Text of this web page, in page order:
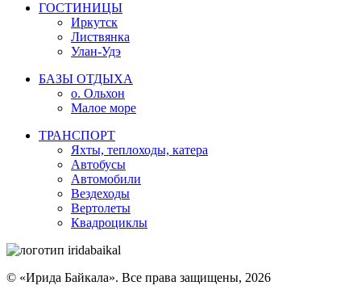
ГОСТИНИЦЫ
Иркутск
Листвянка
Улан-Удэ
БАЗЫ ОТДЫХА
о. Ольхон
Малое море
ТРАНСПОРТ
Яхты, теплоходы, катера
Автобусы
Автомобили
Вездеходы
Вертолеты
Квадроциклы
© «Ирида Байкала». Все права защищены, 2026